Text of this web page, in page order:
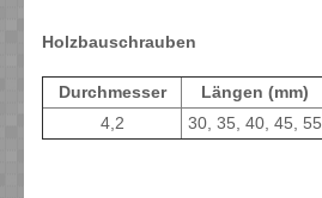
Holzbauschrauben
Durchmesser Längen (mm)
4,2
30, 35, 40, 45, 55